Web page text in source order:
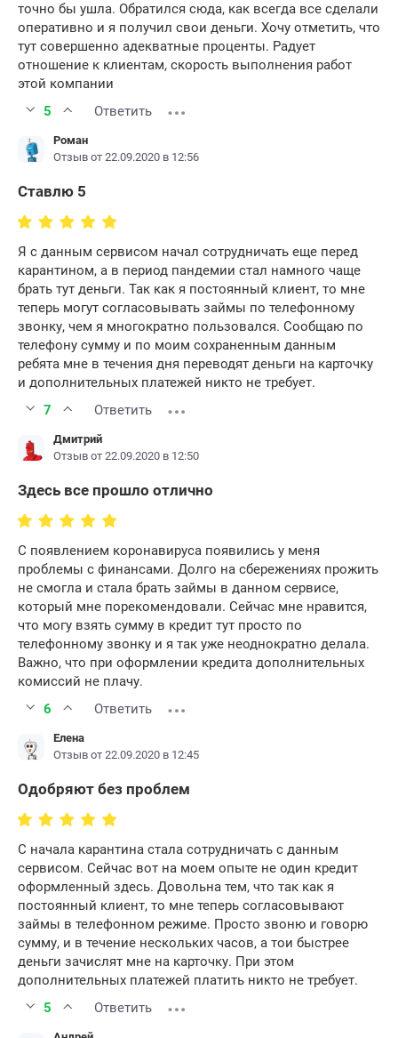
точно бы ушла. Обратился сюда, как всегда все сделали
оперативно и я получил свои деньги. Хочу отметить, что
тут совершенно адекватные проценты. Радует
отношение к клиентам, скорость выполнения работ
этой компании
5
Ответить
Роман
Отзыв от 22.09.2020 в 12:56
Ставлю 5
Я с данным сервисом начал сотрудничать еще перед
карантином, а в период пандемии стал намного чаще
брать тут деньги. Так как я постоянный клиент, то мне
теперь могут согласовывать займы по телефонному
звонку, чем я многократно пользовался. Сообщаю по
телефону сумму и по моим сохраненным данным
ребята мне в течения дня переводят деньги на карточку
и дополнительных платежей никто не требует.
7
Ответить
Дмитрий
Отзыв от 22.09.2020 в 12:50
Здесь все прошло отлично
С появлением коронавируса появились у меня
проблемы с финансами. Долго на сбережениях прожить
не смогла и стала брать займы в данном сервисе,
который мне порекомендовали. Сейчас мне нравится,
что могу взять сумму в кредит тут просто по
телефонному звонку и я так уже неоднократно делала.
Важно, что при оформлении кредита дополнительных
комиссий не плачу.
6
Ответить
Елена
Отзыв от 22.09.2020 в 12:45
Одобряют без проблем
С начала карантина стала сотрудничать с данным
сервисом. Сейчас вот на моем опыте не один кредит
оформленный здесь. Довольна тем, что так как я
постоянный клиент, то мне теперь согласовывают
займы в телефонном режиме. Просто звоню и говорю
сумму, и в течение нескольких часов, а тои быстрее
деньги зачислят мне на карточку. При этом
дополнительных платежей платить никто не требует.
5
Ответить